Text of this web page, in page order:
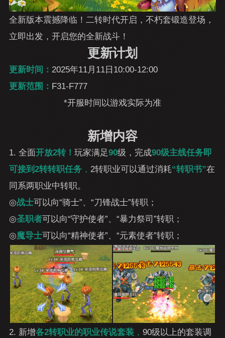
全新版本震撼降临！二转时代开启，不朽套锻造登场，
立即出发，开启您的全新战斗！
更新计划
更新时间： 2025年11月11日10:00-12:00
更新范围： F31-F777
*开服时间以游戏实际为准
新增内容
1. 全面开放2转！ 玩家满足90级，完成90级主线任务即
可接到2转转职任务， 2转职业可以通过消耗“转职书”在
同系两职业中转职。
◎战士可以向“骑士”、“刀锋战士”转职；
◎圣职者可以向“守护使者”、“暴力祭司”转职；
◎魔导士可以向“精神使者”、“元素使者”转职；
2. 新增各2转职业的职业传说套装， 90级以上的套装调